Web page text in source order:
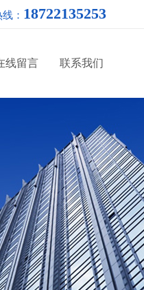
： 18722135253
线留言 联系我们